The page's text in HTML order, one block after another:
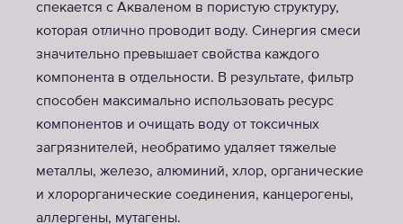
спекается с Акваленом в пористую структуру,
которая отлично проводит воду. Синергия смеси
значительно превышает свойства каждого
компонента в отдельности. В результате, фильтр
способен максимально использовать ресурс
компонентов и очищать воду от токсичных
загрязнителей, необратимо удаляет тяжелые
металлы, железо, алюминий, хлор, органические
и хлорорганические соединения, канцерогены,
аллергены, мутагены.